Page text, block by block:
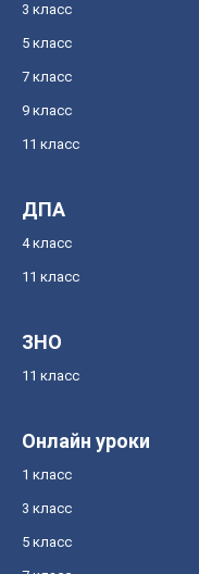
3 класс
5 класс
7 класс
9 класс
11 класс
ДПА
4 класс
11 класс
ЗНО
11 класс
Онлайн уроки
1 класс
3 класс
5 класс